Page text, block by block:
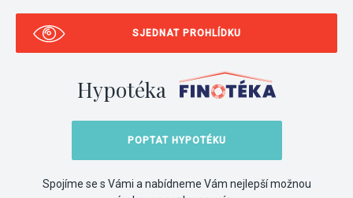
SJEDNAT PROHLÍDKU
Hypotéka
POPTAT HYPOTÉKU
Spojíme se s Vámi a nabídneme Vám nejlepší možnou